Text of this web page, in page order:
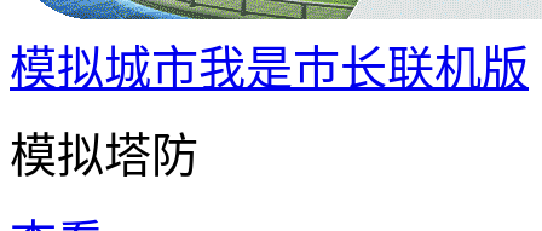
模拟城市我是巿长联机版
模拟塔防